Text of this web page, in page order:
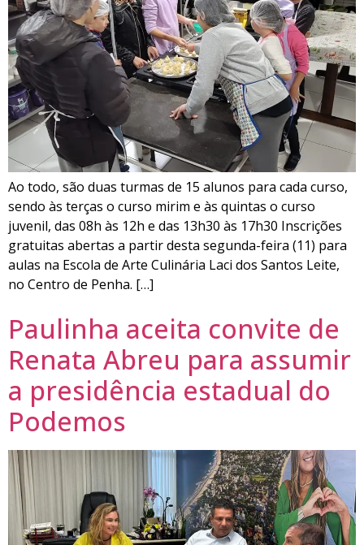
Ao todo, são duas turmas de 15 alunos para cada curso,
sendo às terças o curso mirim e às quintas o curso
juvenil, das 08h às 12h e das 13h30 às 17h30 Inscrições
gratuitas abertas a partir desta segunda-feira (11) para
aulas na Escola de Arte Culinária Laci dos Santos Leite,
no Centro de Penha. […]
Paulinha aceita convite de
Renata Abreu para assumir
a presidência estadual do
Podemos